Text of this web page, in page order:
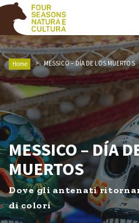
Home MESSICO – DÍA DE LOS MUERTOS
MESSICO – DÍA
MUERTOS
Dove gli antenati
di colori